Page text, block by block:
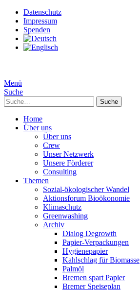
Datenschutz
Impressum
Spenden
Menü
Suche
Suche
Home
Über uns
Über uns
Crew
Unser Netzwerk
Unsere Förderer
Consulting
Themen
Sozial-ökologischer Wandel
Aktionsforum Bioökonomie
Klimaschutz
Greenwashing
Archiv
Dialog Degrowth
Papier-Verpackungen
Hygienepapier
Kahlschlag für Biomasse
Palmöl
Bremen spart Papier
Bremer Speiseplan